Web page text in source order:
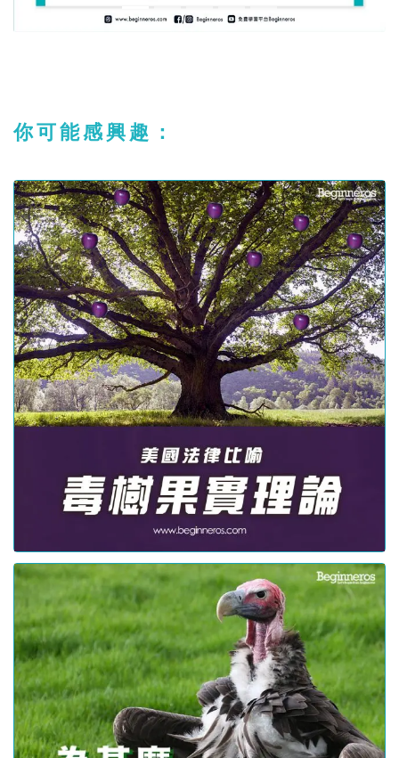
你可能感興趣：